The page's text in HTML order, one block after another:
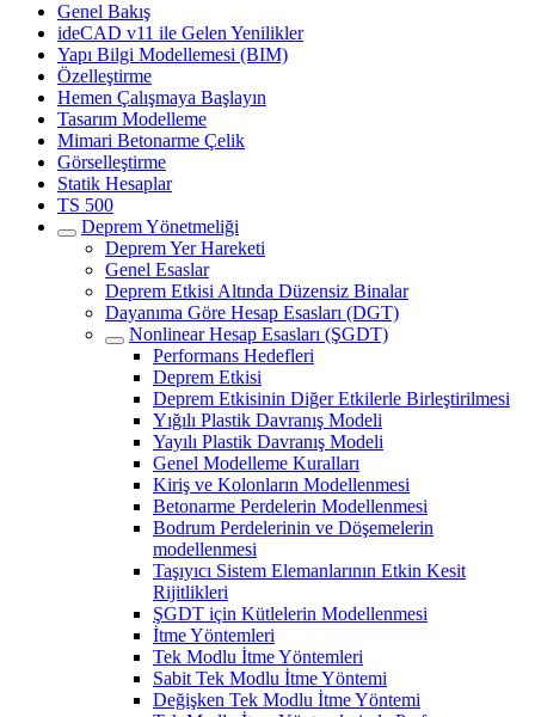
Genel Bakış
ideCAD v11 ile Gelen Yenilikler
Yapı Bilgi Modellemesi (BIM)
Özelleştirme
Hemen Çalışmaya Başlayın
Tasarım Modelleme
Mimari Betonarme Çelik
Görselleştirme
Statik Hesaplar
TS 500
Deprem Yönetmeliği
Deprem Yer Hareketi
Genel Esaslar
Deprem Etkisi Altında Düzensiz Binalar
Dayanıma Göre Hesap Esasları (DGT)
Nonlinear Hesap Esasları (ŞGDT)
Performans Hedefleri
Deprem Etkisi
Deprem Etkisinin Diğer Etkilerle Birleştirilmesi
Yığılı Plastik Davranış Modeli
Yayılı Plastik Davranış Modeli
Genel Modelleme Kuralları
Kiriş ve Kolonların Modellenmesi
Betonarme Perdelerin Modellenmesi
Bodrum Perdelerinin ve Döşemelerin
modellenmesi
Taşıyıcı Sistem Elemanlarının Etkin Kesit
Rijitlikleri
ŞGDT için Kütlelerin Modellenmesi
İtme Yöntemleri
Tek Modlu İtme Yöntemleri
Sabit Tek Modlu İtme Yöntemi
Değişken Tek Modlu İtme Yöntemi